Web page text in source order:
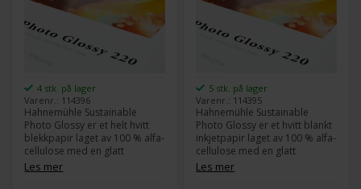
4 stk. på lager
Varenr.: 114396
Hahnemühle Sustainable
Photo Glossy er et helt hvitt
blekkpapir laget av 100 % alfa-
cellulose med en glatt
overflate og blank finish.
Papiret har en innovativ,
Les mer
5 stk. på lager
Varenr.: 114395
Hahnemühle Sustainable
Photo Glossy er et hvitt blankt
inkjetpapir laget av 100 % alfa-
cellulose med en glatt
overflate og blank finish.
Papiret har en innovativ,
Les mer